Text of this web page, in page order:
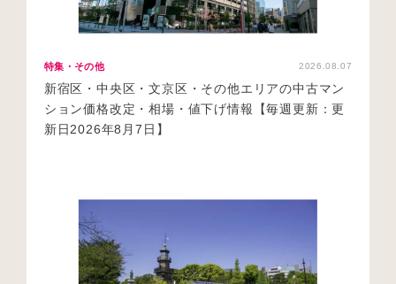
特集・その他 2026.08.07
新宿区・中央区・文京区・その他エリアの中古マン
ション価格改定・相場・値下げ情報【毎週更新：更
新日2026年8月7日】